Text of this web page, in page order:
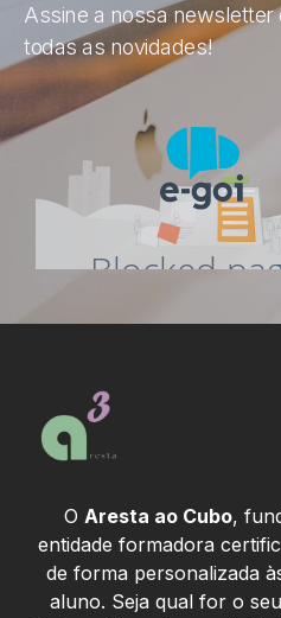
Assine a nossa newsletter
todas as novidades!
O Aresta ao Cubo,
entidade formadora
de forma personalizada
aluno. Seja qual for o